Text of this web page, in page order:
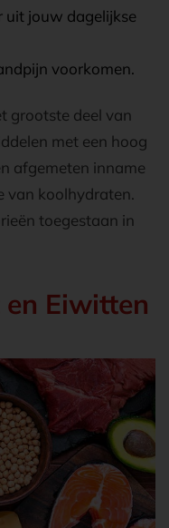
uit jouw dagelijkse
voorkomen.
grootste deel van
met een hoog
afgemeten inname
van koolhydraten.
toegestaan in
en Eiwitten